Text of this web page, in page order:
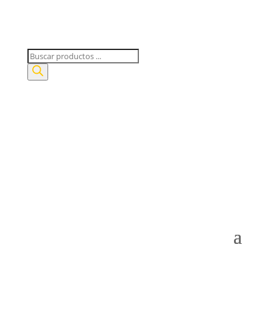
Búsqueda
de
productos